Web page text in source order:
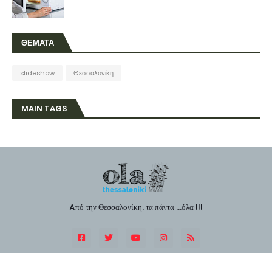
ΘΕΜΑΤΑ
slideshow Θεσσαλονίκη
MAIN TAGS
Aπό την Θεσσαλονίκη, τα πάντα ...όλα !!!